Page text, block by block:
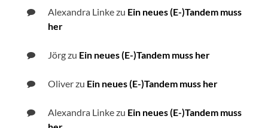
Alexandra Linkezu Ein neues (E-)Tandem muss
her
Jörgzu Ein neues (E-)Tandem muss her
Oliverzu Ein neues (E-)Tandem muss her
Alexandra Linkezu Ein neues (E-)Tandem muss